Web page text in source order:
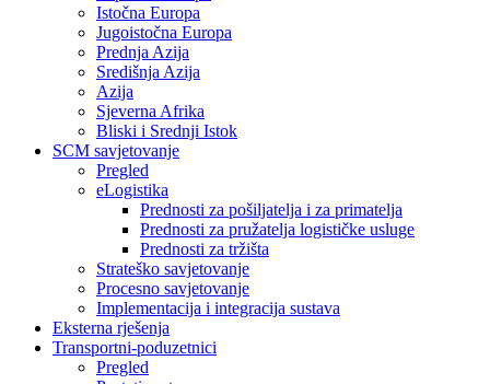
Istočna Europa
Jugoistočna Europa
Prednja Azija
Središnja Azija
Azija
Sjeverna Afrika
Bliski i Srednji Istok
SCM savjetovanje
Pregled
eLogistika
Prednosti za pošiljatelja i za primatelja
Prednosti za pružatelja logističke usluge
Prednosti za tržišta
Strateško savjetovanje
Procesno savjetovanje
Implementacija i integracija sustava
Eksterna rješenja
Transportni-poduzetnici
Pregled